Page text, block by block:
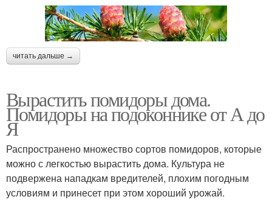
читать дальше →
Вырастить помидоры дома.
Помидоры на подоконнике от А до
Я
Распространено множество сортов помидоров, которые
можно с легкостью вырастить дома. Культура не
подвержена нападкам вредителей, плохим погодным
условиям и принесет при этом хороший урожай.